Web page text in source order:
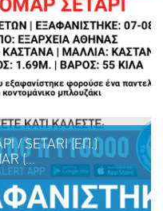
/ SETARI (ΕΠ.)
(...